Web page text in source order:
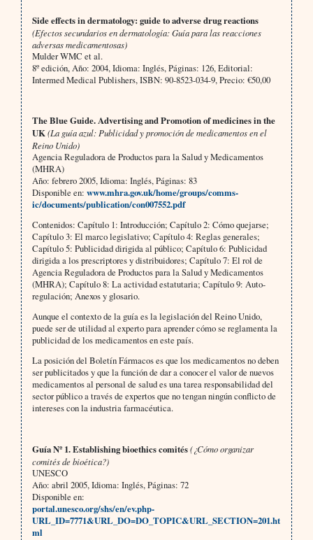
Side effects in dermatology: guide to adverse drug reactions
(Efectos secundarios en dermatología: Guía para las reacciones
adversas medicamentosas)
Mulder WMC et al.
8º edición, Año: 2004, Idioma: Inglés, Páginas: 126, Editorial:
Intermed Medical Publishers, ISBN: 90-8523-034-9, Precio: €50,00
The Blue Guide. Advertising and Promotion of medicines in the
UK(La guía azul: Publicidad y promoción de medicamentos en el
Reino Unido)
Agencia Reguladora de Productos para la Salud y Medicamentos
(MHRA)
Año: febrero 2005, Idioma: Inglés, Páginas: 83
Disponible en: www.mhra.gov.uk/home/groups/comms-
ic/documents/publication/con007552.pdf
Contenidos: Capítulo 1: Introducción; Capítulo 2: Cómo quejarse;
Capítulo 3: El marco legislativo; Capítulo 4: Reglas generales;
Capítulo 5: Publicidad dirigida al público; Capítulo 6: Publicidad
dirigida a los prescriptores y distribuidores; Capítulo 7: El rol de
Agencia Reguladora de Productos para la Salud y Medicamentos
(MHRA); Capítulo 8: La actividad estatutaria; Capítulo 9: Auto-
regulación; Anexos y glosario.
Aunque el contexto de la guía es la legislación del Reino Unido,
puede ser de utilidad al experto para aprender cómo se reglamenta la
publicidad de los medicamentos en este país.
La posición del Boletín Fármacos es que los medicamentos no deben
ser publicitados y que la función de dar a conocer el valor de nuevos
medicamentos al personal de salud es una tarea responsabilidad del
sector público a través de expertos que no tengan ningún conflicto de
intereses con la industria farmacéutica.
Guía Nº 1.Establishing bioethics comités(¿Cómo organizar
comités de bioética?)
UNESCO
Año: abril 2005, Idioma: Inglés, Páginas: 72
Disponible en:
portal.unesco.org/shs/en/ev.php-
URL_ID=7771&URL_DO=DO_TOPIC&URL_SECTION=201.ht
ml